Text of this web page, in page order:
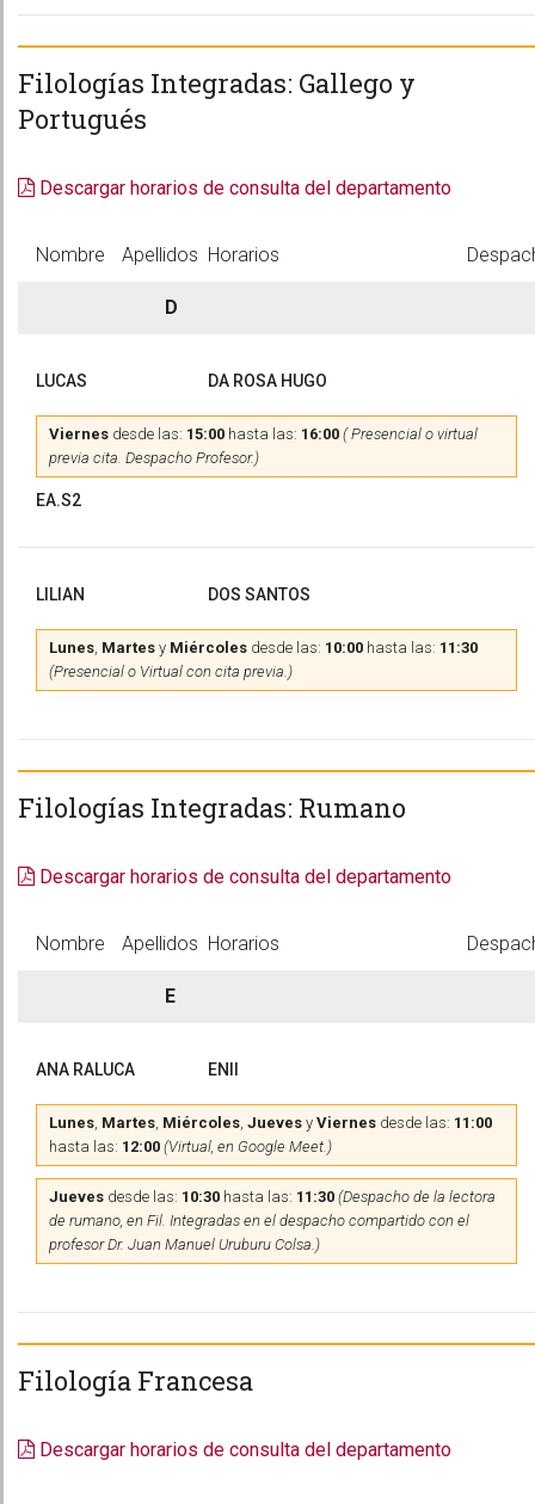
Filologías Integradas: Gallego y
Portugués
Descargar horarios de consulta del departamento
Nombre Apellidos Horarios
D
LUCAS DA ROSA HUGO
Viernes desde las: 15:00 hasta las: 16:00 ( Presencial o virtual
previa cita. Despacho Profesor.)
EA.S2
LILIAN DOS SANTOS
Lunes, Martes y Miércoles desde las: 10:00 hasta las: 11:30
(Presencial o Virtual con cita previa.)
Filologías Integradas: Rumano
Descargar horarios de consulta del departamento
Nombre Apellidos Horarios
E
ANA RALUCA ENII
Lunes, Martes, Miércoles, Jueves y Viernes desde las: 11:00
hasta las: 12:00 (Virtual, en Google Meet.)
Jueves desde las: 10:30 hasta las: 11:30 (Despacho de la lectora
de rumano, en Fil. Integradas en el despacho compartido con el
profesor Dr. Juan Manuel Uruburu Colsa.)
Filología Francesa
Descargar horarios de consulta del departamento